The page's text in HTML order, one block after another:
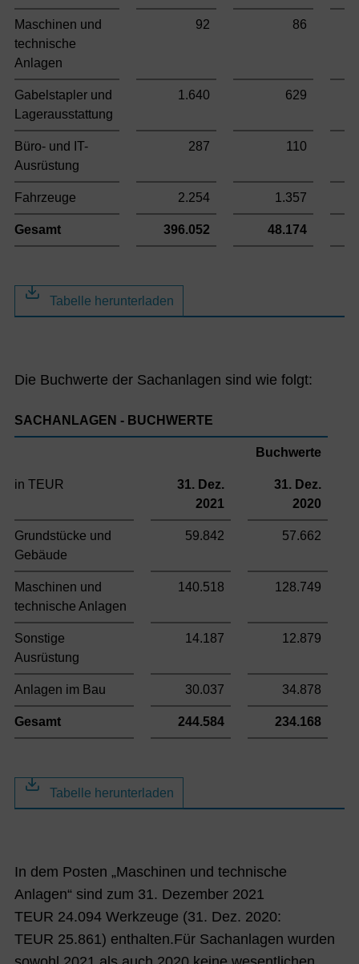
Maschinen und
technische
Anlagen
92 86
Gabelstapler und
Lagerausstattung
1.640 629
Büro- und IT-
Ausrüstung
287 110
Fahrzeuge 2.254 1.357
Gesamt 396.052 48.174
Tabelle herunterladen
Die Buchwerte der Sachanlagen sind wie folgt:
SACHANLAGEN - BUCHWERTE
Buchwerte
in TEUR
31. Dez.
2021
31. Dez.
2020
Grundstücke und
Gebäude
59.842 57.662
Maschinen und
technische Anlagen
140.518 128.749
Sonstige
Ausrüstung
14.187 12.879
Anlagen im Bau 30.037 34.878
Gesamt 244.584 234.168
Tabelle herunterladen
In dem Posten „Maschinen und technische
Anlagen“ sind zum 31. Dezember 2021
TEUR 24.094 Werkzeuge (31. Dez. 2020:
TEUR 25.861) enthalten.Für Sachanlagen wurden